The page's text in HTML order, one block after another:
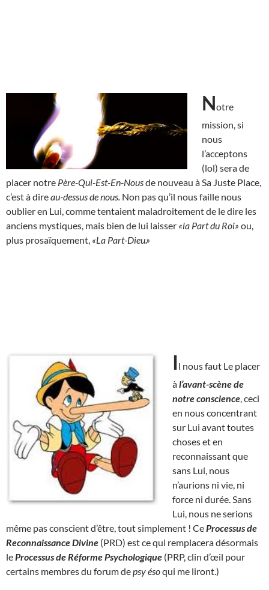
Notre
mission, si
nous
l’acceptons
(lol) sera de
placer notre Père-Qui-Est-En-Nousde nouveau à Sa Juste Place,
c’est à direau-dessus de nous. Non pas qu’il nous faille nous
oublier en Lui, comme tentaient maladroitement de le dire les
anciens mystiques, mais bien de lui laisser «la Part du Roi» ou,
plus prosaïquement, «La Part-Dieu.»
Il nous faut Le placer
àl’avant-scène de
notre conscience , ceci
en nous concentrant
sur Lui avant toutes
choses et en
reconnaissant que
sans Lui, nous
n’aurions ni vie, ni
force ni durée. Sans
Lui, nous ne serions
même pas conscient d’être, tout simplement ! Ce Processus de
Reconnaissance Divine (PRD) est ce qui remplacera désormais
le Processus de Réforme Psychologique (PRP, clin d’œil pour
certains membres du forum depsy ésoqui me liront.)